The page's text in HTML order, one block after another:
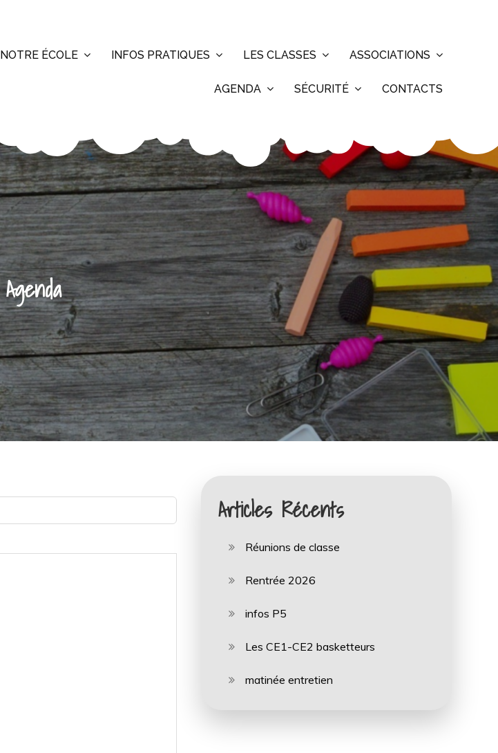
NOTRE ÉCOLE INFOS PRATIQUES LES CLASSES ASSOCIATIONS
AGENDA SÉCURITÉ CONTACTS
Agenda
Articles Récents
Réunions de classe
Rentrée 2026
infos P5
Les CE1-CE2 basketteurs
matinée entretien